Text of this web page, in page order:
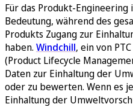
Für das Produkt-
Bedeutung, während des
Produkts Zugang zur
haben. Windchill, ein von
(Product Lifecycle
Daten zur Einhaltung der
oder zu bewerten. Wenn es
Einhaltung der